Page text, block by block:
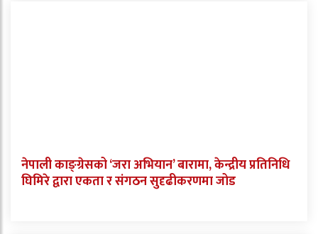
नेपाली काङ्ग्रेसको ‘जरा अभियान’ बारामा, केन्द्रीय प्रतिनिधि
घिमिरे द्वारा एकता र संगठन सुदृढीकरणमा जोड